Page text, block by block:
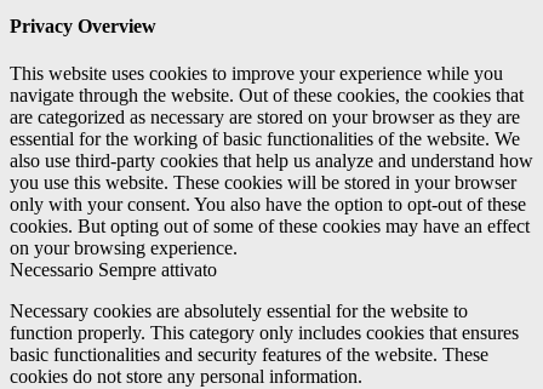
Privacy Overview
This website uses cookies to improve your experience while you
navigate through the website. Out of these cookies, the cookies that
are categorized as necessary are stored on your browser as they are
essential for the working of basic functionalities of the website. We
also use third-party cookies that help us analyze and understand how
you use this website. These cookies will be stored in your browser
only with your consent. You also have the option to opt-out of these
cookies. But opting out of some of these cookies may have an effect
on your browsing experience.
Necessario Sempre attivato
Necessary cookies are absolutely essential for the website to
function properly. This category only includes cookies that ensures
basic functionalities and security features of the website. These
cookies do not store any personal information.